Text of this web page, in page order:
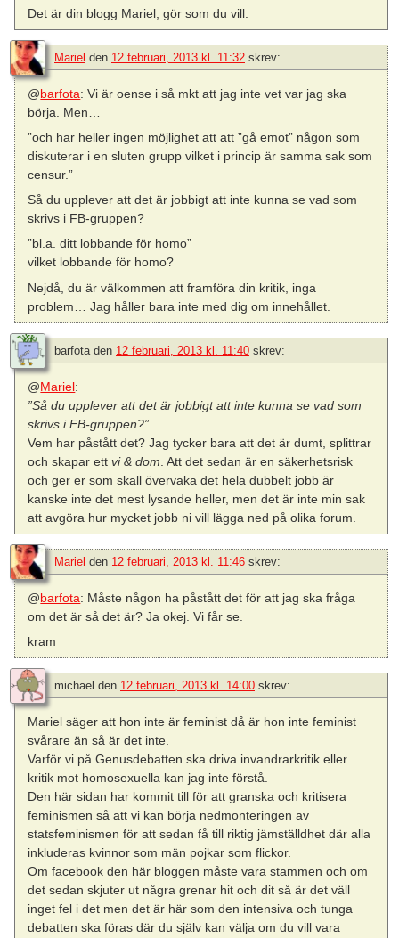
Det är din blogg Mariel, gör som du vill.
Mariel den 12 februari, 2013 kl. 11:32 skrev:
@barfota: Vi är oense i så mkt att jag inte vet var jag ska
börja. Men…
”och har heller ingen möjlighet att att ”gå emot” någon som
diskuterar i en sluten grupp vilket i princip är samma sak som
censur.”
Så du upplever att det är jobbigt att inte kunna se vad som
skrivs i FB-gruppen?
”bl.a. ditt lobbande för homo”
vilket lobbande för homo?
Nejdå, du är välkommen att framföra din kritik, inga
problem… Jag håller bara inte med dig om innehållet.
barfota den 12 februari, 2013 kl. 11:40 skrev:
@Mariel:
”Så du upplever att det är jobbigt att inte kunna se vad som
skrivs i FB-gruppen?”
Vem har påstått det? Jag tycker bara att det är dumt, splittrar
och skapar ettvi & dom . Att det sedan är en säkerhetsrisk
och ger er som skall övervaka det hela dubbelt jobb är
kanske inte det mest lysande heller, men det är inte min sak
att avgöra hur mycket jobb ni vill lägga ned på olika forum.
Mariel den 12 februari, 2013 kl. 11:46 skrev:
@barfota: Måste någon ha påstått det för att jag ska fråga
om det är så det är? Ja okej. Vi får se.
kram
michael den 12 februari, 2013 kl. 14:00 skrev:
Mariel säger att hon inte är feminist då är hon inte feminist
svårare än så är det inte.
Varför vi på Genusdebatten ska driva invandrarkritik eller
kritik mot homosexuella kan jag inte förstå.
Den här sidan har kommit till för att granska och kritisera
feminismen så att vi kan börja nedmonteringen av
statsfeminismen för att sedan få till riktig jämställdhet där alla
inkluderas kvinnor som män pojkar som flickor.
Om facebook den här bloggen måste vara stammen och om
det sedan skjuter ut några grenar hit och dit så är det väll
inget fel i det men det är här som den intensiva och tunga
debatten ska föras där du själv kan välja om du vill vara